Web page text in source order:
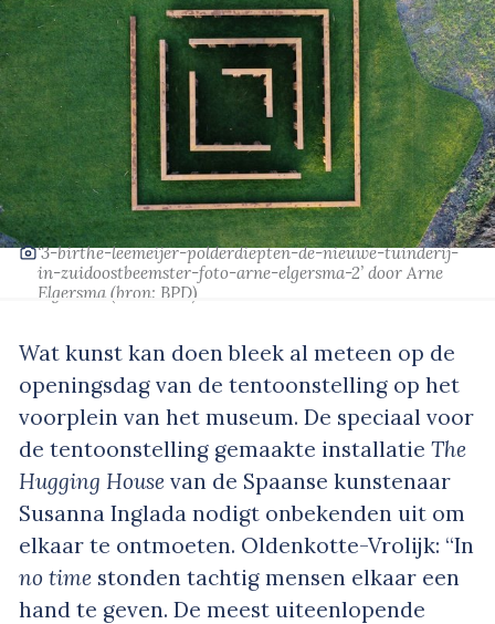
‘3-birthe-leemeijer-polderdiepten-de-nieuwe-tuinderij-
in-zuidoostbeemster-foto-arne-elgersma-2’ door Arne
Elgersma (bron: BPD)
Wat kunst kan doen bleek al meteen op de
openingsdag van de tentoonstelling op het
voorplein van het museum. De speciaal voor
de tentoonstelling gemaakte installatie The
Hugging House van de Spaanse kunstenaar
Susanna Inglada nodigt onbekenden uit om
elkaar te ontmoeten. Oldenkotte-Vrolijk: “In
no time stonden tachtig mensen elkaar een
hand te geven. De meest uiteenlopende